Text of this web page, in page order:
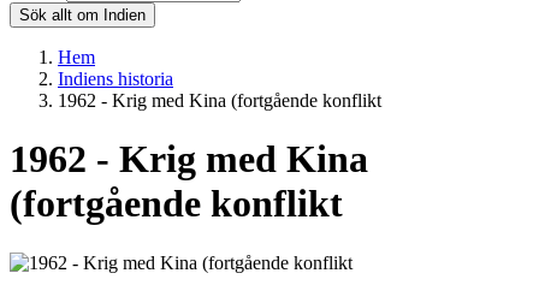
Sök allt om Indien
Hem
Indiens historia
1962 - Krig med Kina (fortgående konflikt
1962 - Krig med Kina
(fortgående konflikt